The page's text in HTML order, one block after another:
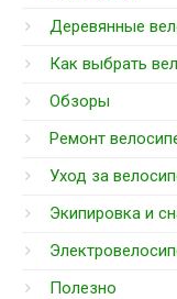
Деревянные
Как выбрать
Обзоры
Ремонт
Уход за
Экипировка и
Полезно